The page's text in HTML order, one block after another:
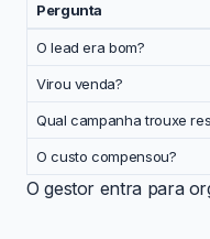
Pergunta
O lead era bom?
Virou venda?
Qual campanha trouxe
O custo compensou?
O gestor entra para